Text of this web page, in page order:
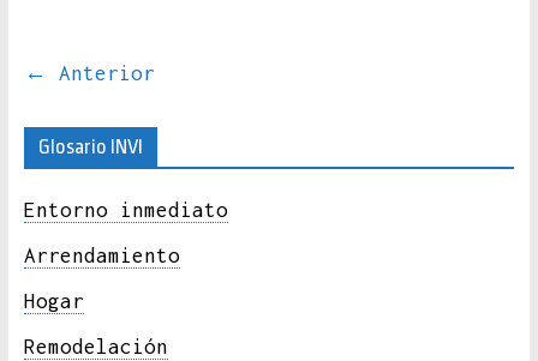
← Anterior
Glosario INVI
Entorno inmediato
Arrendamiento
Hogar
Remodelación